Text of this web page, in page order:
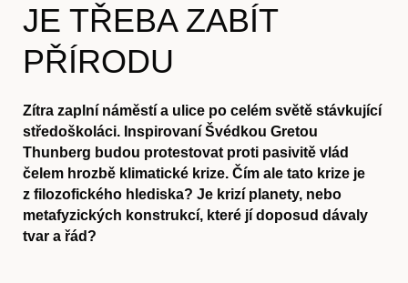
JE TŘEBA ZABÍT
PŘÍRODU
Zítra zaplní náměstí a ulice po celém světě stávkující
středoškoláci. Inspirovaní Švédkou Gretou
Thunberg budou protestovat proti pasivitě vlád
čelem hrozbě klimatické krize. Čím ale tato krize je
z filozofického hlediska? Je krizí planety, nebo
metafyzických konstrukcí, které jí doposud dávaly
tvar a řád?